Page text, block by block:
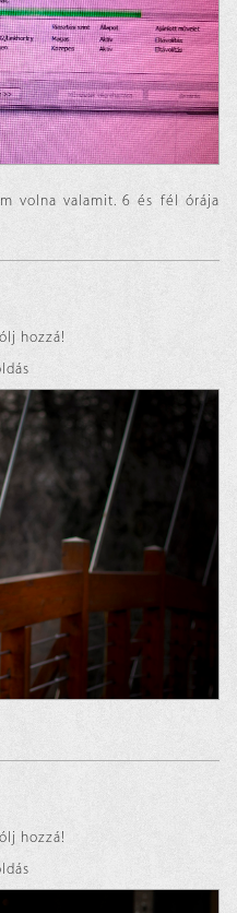
volna valamit. 6 és fél órája
hozzá!
hozzá!